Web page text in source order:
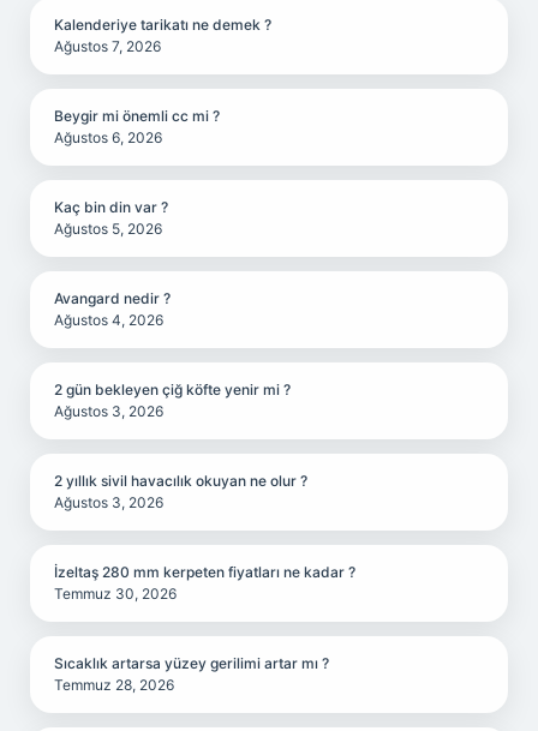
Kalenderiye tarikatı ne demek ?
Ağustos 7, 2026
Beygir mi önemli cc mi ?
Ağustos 6, 2026
Kaç bin din var ?
Ağustos 5, 2026
Avangard nedir ?
Ağustos 4, 2026
2 gün bekleyen çiğ köfte yenir mi ?
Ağustos 3, 2026
2 yıllık sivil havacılık okuyan ne olur ?
Ağustos 3, 2026
İzeltaş 280 mm kerpeten fiyatları ne kadar ?
Temmuz 30, 2026
Sıcaklık artarsa yüzey gerilimi artar mı ?
Temmuz 28, 2026